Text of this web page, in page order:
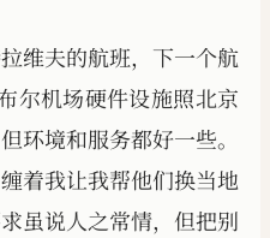
维夫的航班，下一个航
尔机场硬件设施照北京
环境和服务都好一些。
着我让我帮他们换当地
虽说人之常情，但把别